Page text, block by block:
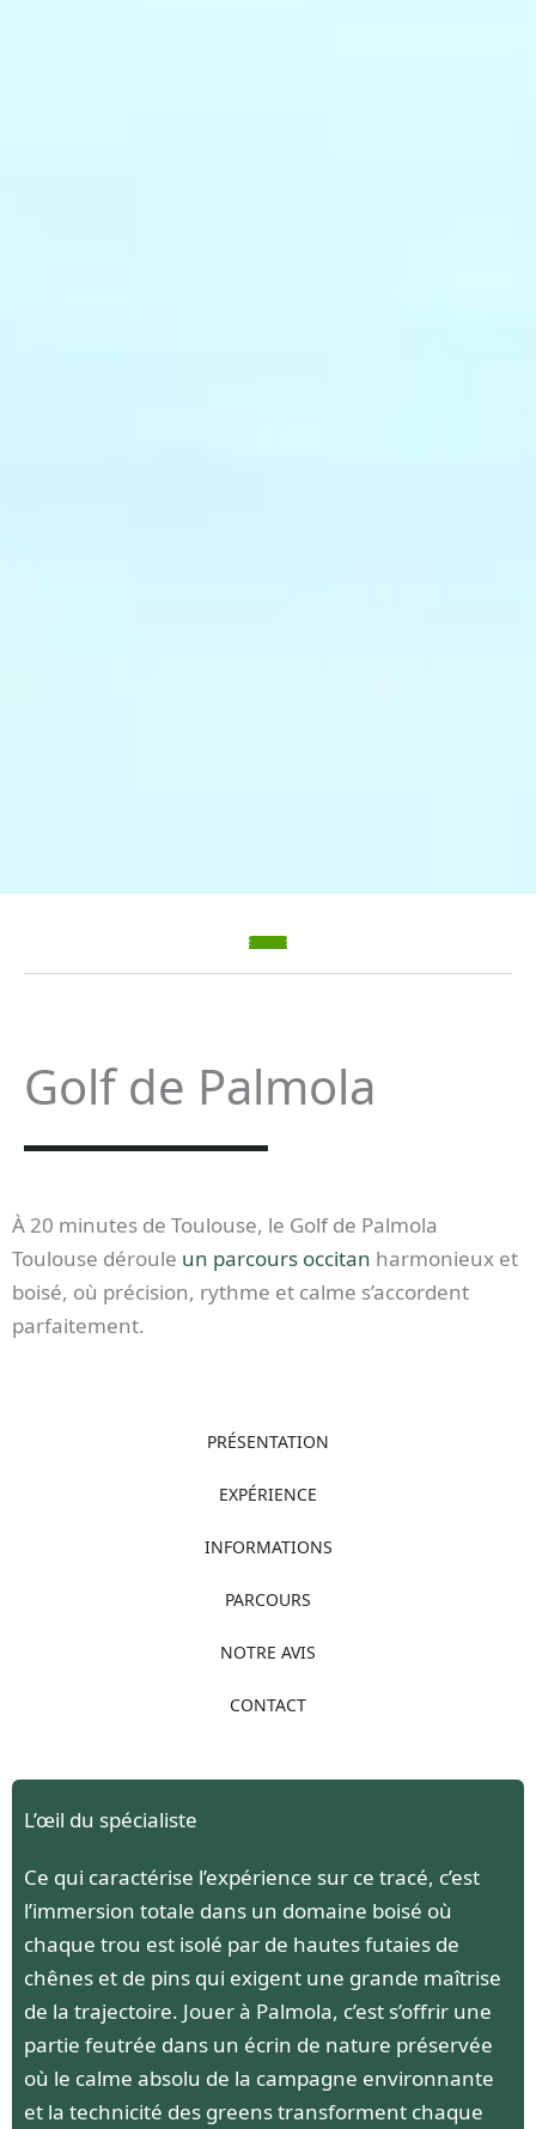
Golf de Palmola
À 20 minutes de Toulouse, le Golf de Palmola
Toulouse déroule un parcours occitan harmonieux et
boisé, où précision, rythme et calme s’accordent
parfaitement.
PRÉSENTATION
EXPÉRIENCE
INFORMATIONS
PARCOURS
NOTRE AVIS
CONTACT
L’œil du spécialiste
Ce qui caractérise l’expérience sur ce tracé, c’est
l’immersion totale dans un domaine boisé où
chaque trou est isolé par de hautes futaies de
chênes et de pins qui exigent une grande maîtrise
de la trajectoire. Jouer à Palmola, c’est s’offrir une
partie feutrée dans un écrin de nature préservée
où le calme absolu de la campagne environnante
et la technicité des greens transforment chaque